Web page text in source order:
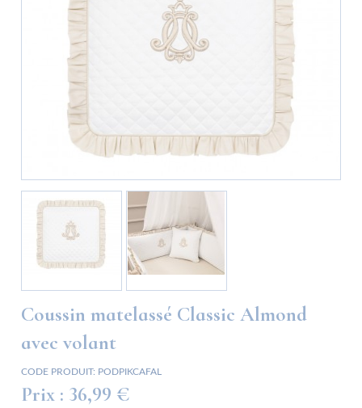
Coussin matelassé Classic Almond
avec volant
CODE PRODUIT: PODPIKCAFAL
Prix : 36,99 €